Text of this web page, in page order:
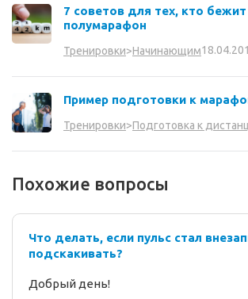
7 советов для тех, кто
полумарафон
Тренировки>Начинающим
Пример подготовки к
Тренировки>Подготовка к
Похожие вопросы
Что делать, если пульс стал
подскакивать?
Добрый день!